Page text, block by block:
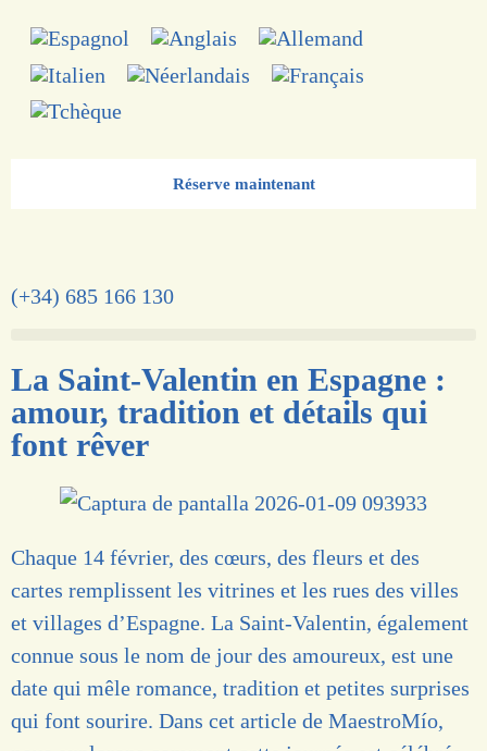
Réserve maintenant
(+34) 685 166 130
La Saint-Valentin en Espagne :
amour, tradition et détails qui
font rêver
Chaque 14 février, des cœurs, des fleurs et des
cartes remplissent les vitrines et les rues des villes
et villages d’Espagne. La Saint-Valentin, également
connue sous le nom de jour des amoureux, est une
date qui mêle romance, tradition et petites surprises
qui font sourire. Dans cet article de MaestroMío,